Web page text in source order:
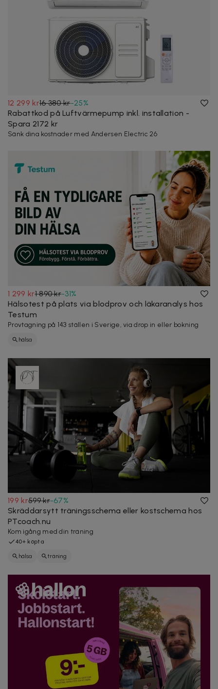
12 299 kr16 380 kr-25%
Rabattkod på Luftvärmepump inkl. installation -
Spara 2172 kr
Sänk dina kostnader med Andersen Electric 26
1 299 kr1 890 kr-31%
Hälsotest på plats via blodprov och läkaranalys hos
Testum
Provtagning på 143 ställen i Sverige, via drop in eller bokning
hälsa
199 kr599 kr-67%
Skräddarsytt träningsschema eller kostschema hos
PTcoach.nu
Kom igång med din träning
40+ köpta
hälsa träning